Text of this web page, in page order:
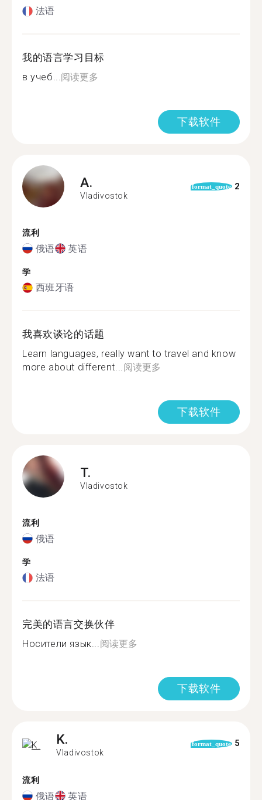
法语
我的语言学习目标
в учеб...阅读更多
下载软件
A.
Vladivostok
format_quote 2
流利
俄语 英语
学
西班牙语
我喜欢谈论的话题
Learn languages, really want to travel and know
more about different...阅读更多
下载软件
T.
Vladivostok
流利
俄语
学
法语
完美的语言交换伙伴
Носители язык...阅读更多
下载软件
K.
Vladivostok
format_quote 5
流利
俄语 英语